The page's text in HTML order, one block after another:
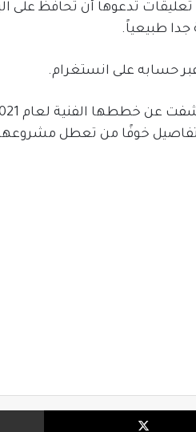
تدعوها أن تحافظ على
جدا طبيعياً.
حسابه على انستغرام.
تفاصيل خوفًا من تعطل
X